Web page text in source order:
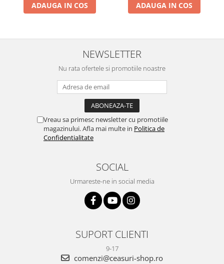
ADAUGA IN COS ADAUGA IN COS
NEWSLETTER
Nu rata ofertele si promotiile noastre
Vreau sa primesc newsletter cu promotiile
magazinului. Afla mai multe in Politica de
Confidentialitate
SOCIAL
Urmareste-ne in social media
SUPORT CLIENTI
9-17
comenzi@ceasuri-shop.ro